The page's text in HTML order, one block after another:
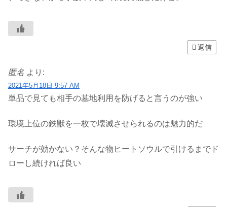
返信
匿名 より:
2021年5月18日 9:57 AM
単品で見ても相手の墓地利用を防げると言うのが強い
環境上位の鉄獣を一枚で壊滅させられるのは魅力的だ
サーチが効かない？そんな物ヒートソウルで引けるまでド
ローし続ければ良い